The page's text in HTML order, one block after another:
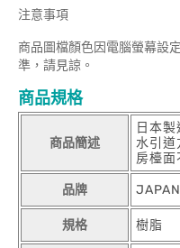
注意事項
商品圖檔顏色因電腦螢幕設
準，請見諒。
商品規格
商品簡述
日本
水引道
房檯面
品牌
規格 樹脂